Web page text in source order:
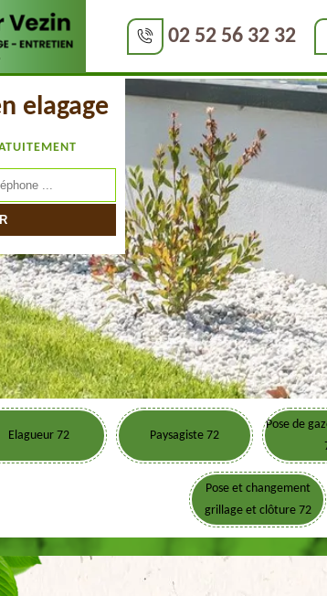
02 52 56 32 32
elagage
Elagueur 72 Paysagiste 72
Pose de
Pose et changement
grillage et clôture 72